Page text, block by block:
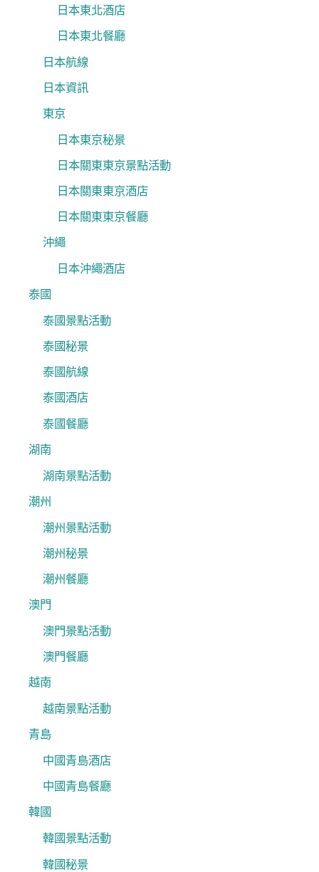
日本東北酒店
日本東北餐廳
日本航線
日本資訊
東京
日本東京秘景
日本關東東京景點活動
日本關東東京酒店
日本關東東京餐廳
沖繩
日本沖繩酒店
泰國
泰國景點活動
泰國秘景
泰國航線
泰國酒店
泰國餐廳
湖南
湖南景點活動
潮州
潮州景點活動
潮州秘景
潮州餐廳
澳門
澳門景點活動
澳門餐廳
越南
越南景點活動
青島
中國青島酒店
中國青島餐廳
韓國
韓國景點活動
韓國秘景